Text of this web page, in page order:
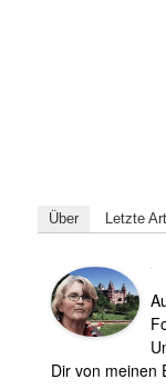
Über Letzte
Dir von meinen